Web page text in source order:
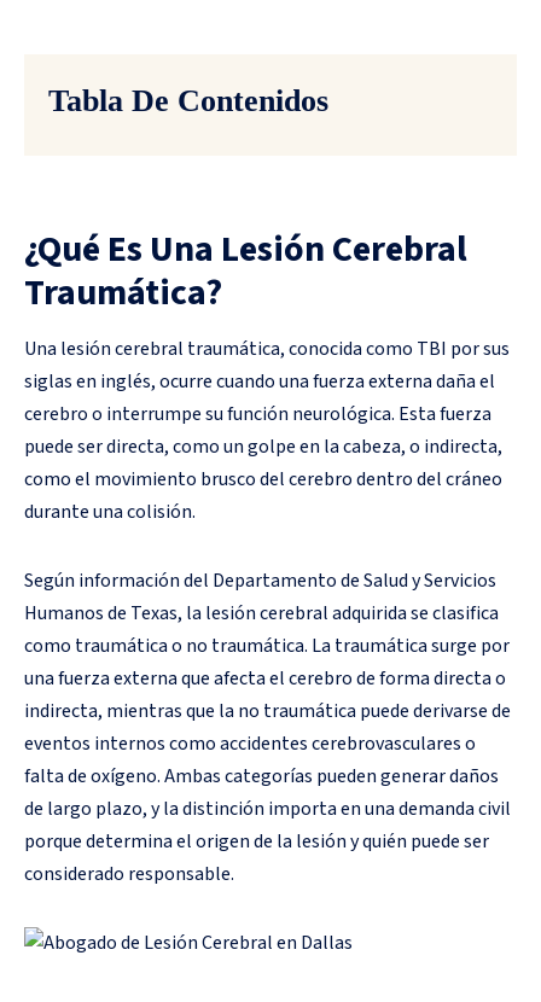
Tabla De Contenidos
¿Qué Es Una Lesión Cerebral
Traumática?
Una lesión cerebral traumática, conocida como TBI por sus
siglas en inglés, ocurre cuando una fuerza externa daña el
cerebro o interrumpe su función neurológica. Esta fuerza
puede ser directa, como un golpe en la cabeza, o indirecta,
como el movimiento brusco del cerebro dentro del cráneo
durante una colisión.
Según información del Departamento de Salud y Servicios
Humanos de Texas, la lesión cerebral adquirida se clasifica
como traumática o no traumática. La traumática surge por
una fuerza externa que afecta el cerebro de forma directa o
indirecta, mientras que la no traumática puede derivarse de
eventos internos como accidentes cerebrovasculares o
falta de oxígeno. Ambas categorías pueden generar daños
de largo plazo, y la distinción importa en una demanda civil
porque determina el origen de la lesión y quién puede ser
considerado responsable.